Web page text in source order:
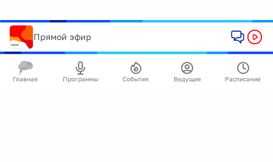
Прямой эфир
Главная Программы События Ведущие Расписание